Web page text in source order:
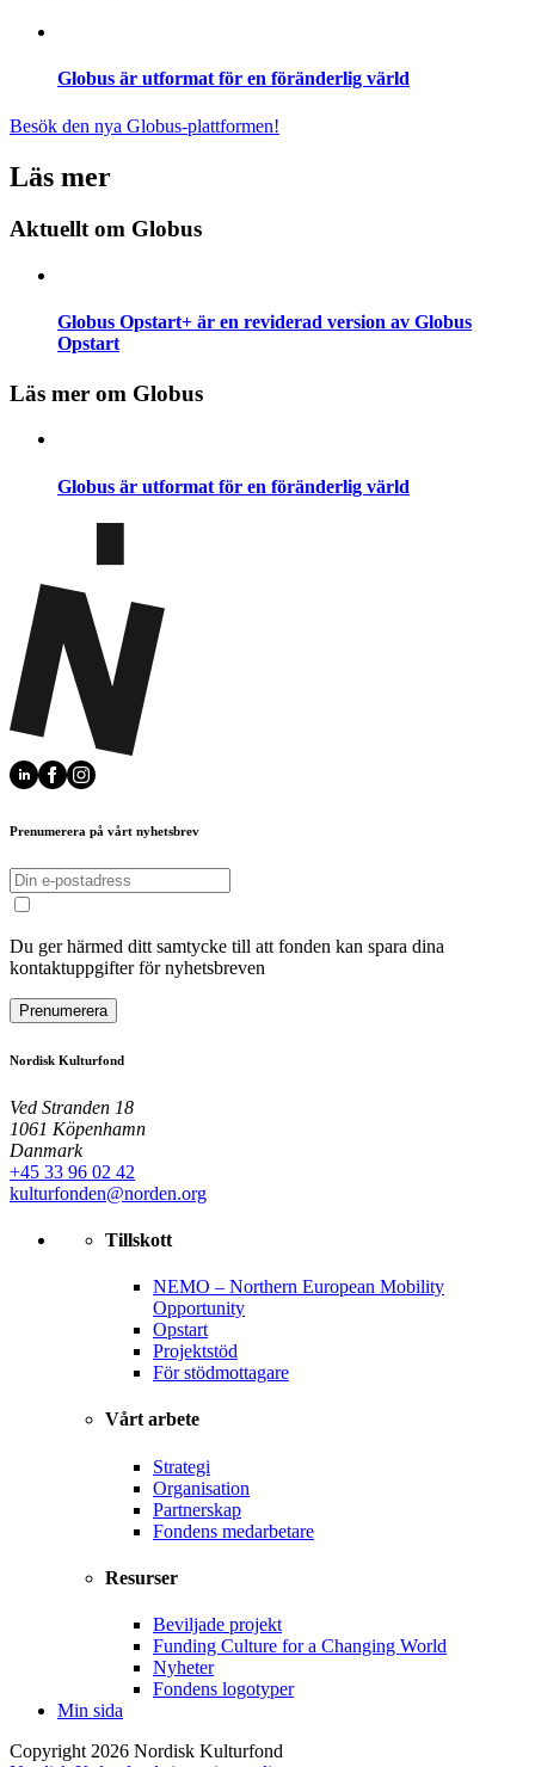
Globus är utformat för en föränderlig värld
Besök den nya Globus-plattformen!
Läs mer
Aktuellt om Globus
Globus Opstart+ är en reviderad version av Globus
Opstart
Läs mer om Globus
Globus är utformat för en föränderlig värld
Prenumerera på vårt nyhetsbrev
Du ger härmed ditt samtycke till att fonden kan spara dina
kontaktuppgifter för nyhetsbreven
Prenumerera
Nordisk Kulturfond
Ved Stranden 18
1061 Köpenhamn
Danmark
+45 33 96 02 42
kulturfonden@norden.org
Tillskott
NEMO – Northern European Mobility
Opportunity
Opstart
Projektstöd
För stödmottagare
Vårt arbete
Strategi
Organisation
Partnerskap
Fondens medarbetare
Resurser
Beviljade projekt
Funding Culture for a Changing World
Nyheter
Fondens logotyper
Min sida
Copyright 2026 Nordisk Kulturfond